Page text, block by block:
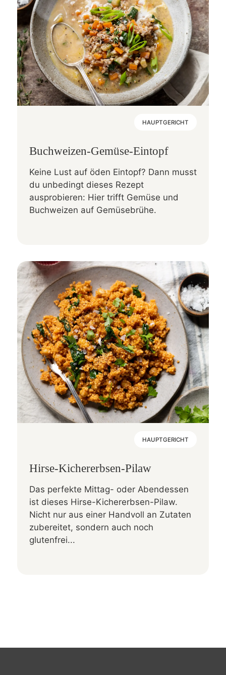
HAUPTGERICHT
Buchweizen-Gemüse-Eintopf
Keine Lust auf öden Eintopf? Dann musst
du unbedingt dieses Rezept
ausprobieren: Hier trifft Gemüse und
Buchweizen auf Gemüsebrühe.
HAUPTGERICHT
Hirse-Kichererbsen-Pilaw
Das perfekte Mittag- oder Abendessen
ist dieses Hirse-Kichererbsen-Pilaw.
Nicht nur aus einer Handvoll an Zutaten
zubereitet, sondern auch noch
glutenfrei...